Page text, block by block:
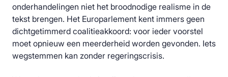
onderhandelingen niet het broodnodige realisme in de
tekst brengen. Het Europarlement kent immers geen
dichtgetimmerd coalitieakkoord: voor ieder voorstel
moet opnieuw een meerderheid worden gevonden. Iets
wegstemmen kan zonder regeringscrisis.